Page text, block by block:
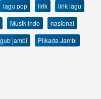
lagu pop lirik
lirik lagu
Musik Indo
nasional
jambi
Pilkada Jambi